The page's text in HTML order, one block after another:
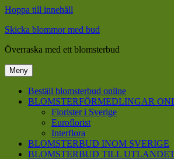
Hoppa till innehåll
Skicka blommor med bud
Överraska med ett blomsterbud
Meny
Beställ blomsterbud online
BLOMSTERFÖRMEDLINGAR
Florister i Sverige
Euroflorist
Interflora
BLOMSTERBUD INOM SVERIGE
BLOMSTERBUD TILL